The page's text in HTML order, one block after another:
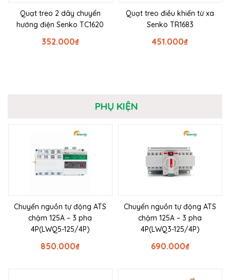
Quạt treo 2 dây chuyển
hướng điện Senko TC1620
₫
352.000
Quạt treo điều khiển từ xa
Senko TR1683
₫
451.000
PHỤ KIỆN
Chuyển nguồn tự động ATS
chậm 125A – 3 pha
4P(LWQ5-125/4P)
₫
850.000
Chuyển nguồn tự động ATS
chậm 125A – 3 pha
4P(LWQ3-125/4P)
₫
690.000